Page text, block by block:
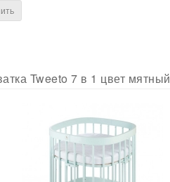
Tweeto 7 в 1 цвет мятный